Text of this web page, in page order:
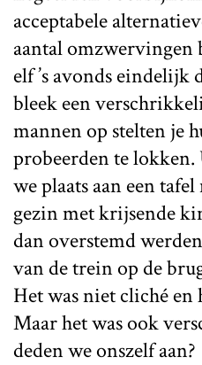
acceptabele
aantal omzwervingen
elf ’s avonds eindelijk
bleek een
mannen op stelten je
probeerden te
we plaats aan een
gezin met krijsende
dan overstemd
van de trein op de
Het was niet cliché
Maar het was ook
deden we onszelf aan?